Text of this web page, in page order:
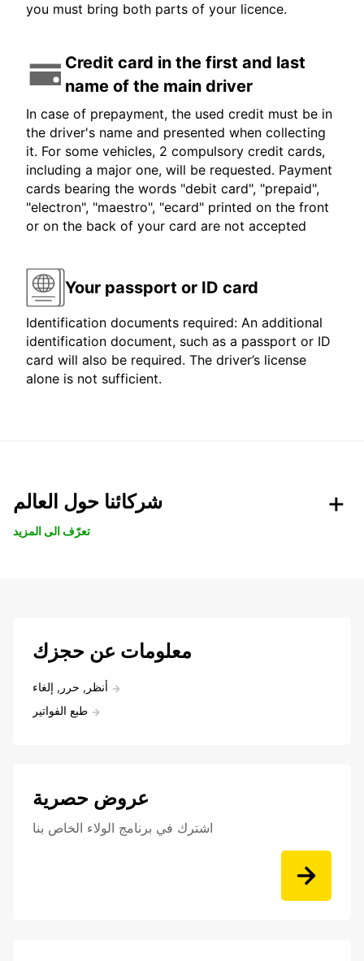
you must bring both parts of your licence.
Credit card in the first and last
name of the main driver
In case of prepayment, the used credit must be in
the driver's name and presented when collecting
it. For some vehicles, 2 compulsory credit cards,
including a major one, will be requested. Payment
cards bearing the words "debit card", "prepaid",
"electron", "maestro", "ecard" printed on the front
or on the back of your card are not accepted
Your passport or ID card
Identification documents required: An additional
identification document, such as a passport or ID
card will also be required. The driver’s license
alone is not sufficient.
شركائنا حول العالم
تعرّف الى المزيد
معلومات عن حجزك
أنظر, حرر, إلغاء
طبع الفواتير
عروض حصرية
اشترك في برنامج الولاء الخاص بنا